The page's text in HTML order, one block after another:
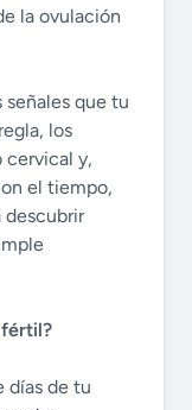
la ovulación
que tu
los
cervical y,
el tiempo,
descubrir
fértil?
días de tu